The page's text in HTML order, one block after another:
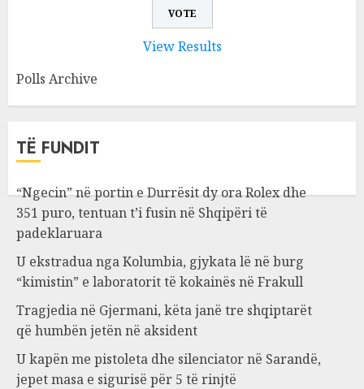
View Results
Polls Archive
TË FUNDIT
“Ngecin” në portin e Durrësit dy ora Rolex dhe
351 puro, tentuan t’i fusin në Shqipëri të
padeklaruara
U ekstradua nga Kolumbia, gjykata lë në burg
“kimistin” e laboratorit të kokainës në Frakull
Tragjedia në Gjermani, këta janë tre shqiptarët
që humbën jetën në aksident
U kapën me pistoleta dhe silenciator në Sarandë,
jepet masa e sigurisë për 5 të rinjtë